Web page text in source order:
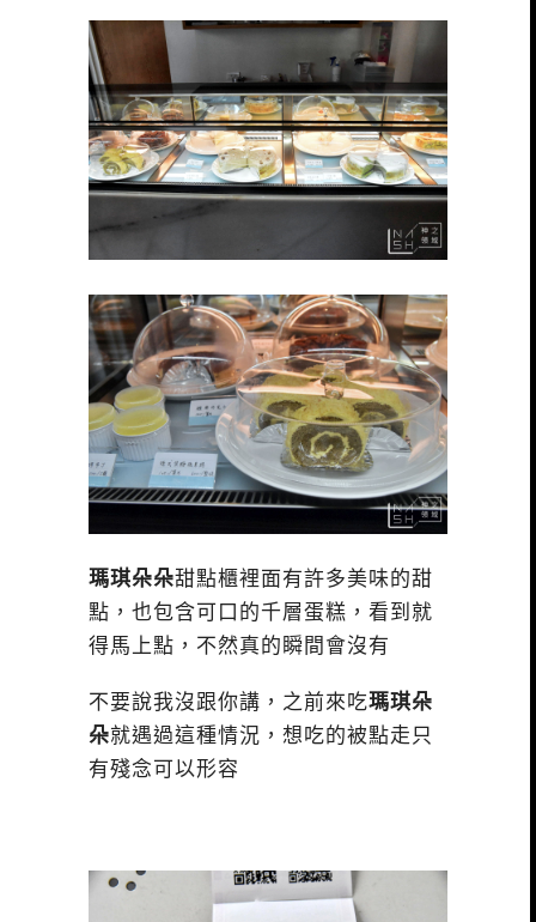
瑪琪朵朵甜點櫃裡面有許多美味的甜
點，也包含可口的千層蛋糕，看到就
得馬上點，不然真的瞬間會沒有
不要說我沒跟你講，之前來吃瑪琪朵
朵就遇過這種情況，想吃的被點走只
有殘念可以形容